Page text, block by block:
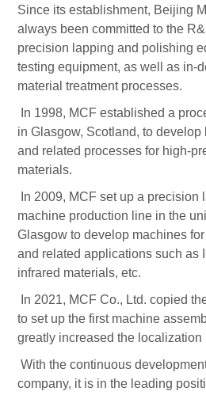
Since its establishment, Beijing
always been committed to the
precision lapping and polishing
testing equipment, as well as in-
material treatment processes.
In 1998, MCF established a
in Glasgow, Scotland, to
and related processes for high-
materials.
In 2009, MCF set up a
machine production line in the
Glasgow to develop machines
and related applications such as
infrared materials, etc.
In 2021, MCF Co., Ltd. copied
to set up the first machine
greatly increased the localization
With the continuous
company, it is in the leading